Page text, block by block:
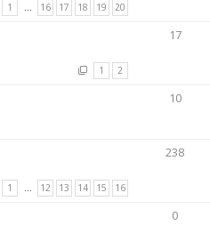
1 … 16 17 18 19 20
1 2
17
10
1 … 12 13 14 15 16
238
0